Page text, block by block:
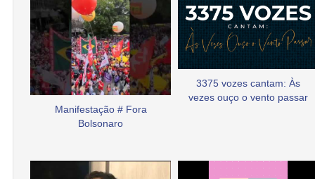
Manifestação # Fora
Bolsonaro
3375 vozes cantam: Às
vezes ouço o vento passar